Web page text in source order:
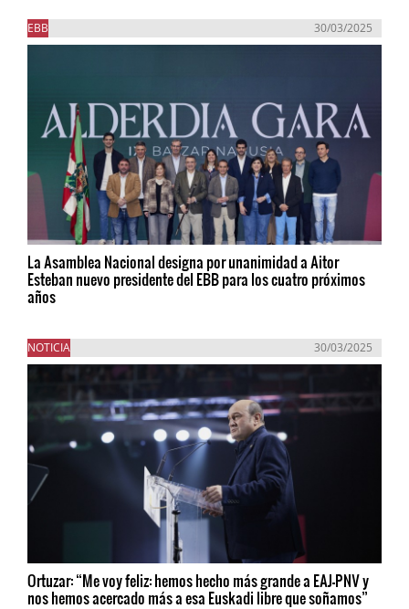
EBB 30/03/2025
La Asamblea Nacional designa por unanimidad a Aitor
Esteban nuevo presidente del EBB para los cuatro próximos
años
NOTICIA 30/03/2025
Ortuzar: “Me voy feliz: hemos hecho más grande a EAJ-PNV y
nos hemos acercado más a esa Euskadi libre que soñamos”